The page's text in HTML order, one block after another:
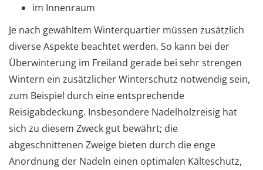
im Innenraum
Je nach gewähltem Winterquartier müssen zusätzlich
diverse Aspekte beachtet werden. So kann bei der
Überwinterung im Freiland gerade bei sehr strengen
Wintern ein zusätzlicher Winterschutz notwendig sein,
zum Beispiel durch eine entsprechende
Reisigabdeckung. Insbesondere Nadelholzreisig hat
sich zu diesem Zweck gut bewährt; die
abgeschnittenen Zweige bieten durch die enge
Anordnung der Nadeln einen optimalen Kälteschutz,